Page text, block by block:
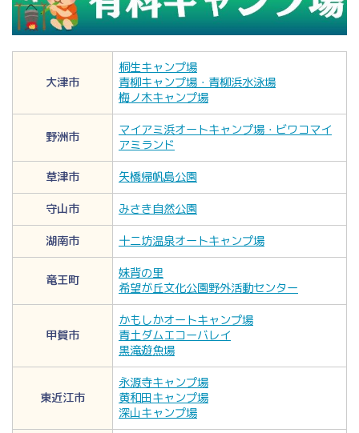
大津市
桐生キャンプ場
青柳キャンプ場・青柳浜水泳場
梅ノ木キャンプ場
野洲市
マイアミ浜オートキャンプ場・ビワコマイ
アミランド
草津市
矢橋帰帆島公園
守山市
みさき自然公園
湖南市
十二坊温泉オートキャンプ場
竜王町
妹背の里
希望が丘文化公園野外活動センター
甲賀市
かもしかオートキャンプ場
青土ダムエコーバレイ
黒滝遊魚場
東近江市
永源寺キャンプ場
黄和田キャンプ場
深山キャンプ場